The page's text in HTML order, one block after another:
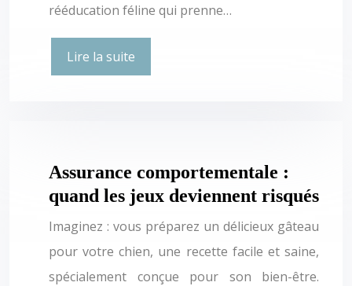
rééducation féline qui prenne…
Lire la suite
Assurance comportementale :
quand les jeux deviennent risqués
Imaginez : vous préparez un délicieux gâteau
pour votre chien, une recette facile et saine,
spécialement conçue pour son bien-être.